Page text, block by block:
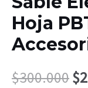
Hoja
$300.000$